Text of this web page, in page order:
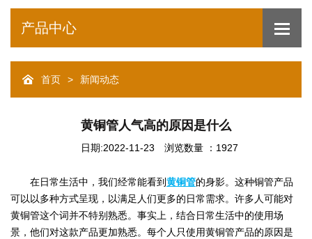
产品中心
首页 > 新闻动态
黄铜管人气高的原因是什么
日期:2022-11-23 浏览数量 ：1927
在日常生活中，我们经常能看到黄铜管的身影。这种铜管产品
可以以多种方式呈现，以满足人们更多的日常需求。许多人可能对
黄铜管这个词并不特别熟悉。事实上，结合日常生活中的使用场
景，他们对这款产品更加熟悉。每个人只使用黄铜管产品的原因是